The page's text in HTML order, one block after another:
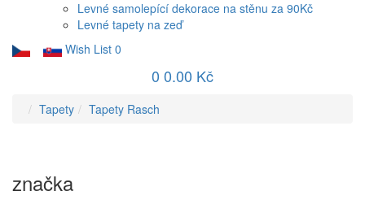
Levné samolepící dekorace na stěnu za 90Kč
Levné tapety na zeď
Wish List 0
0 0.00 Kč
Tapety Tapety Rasch
značka